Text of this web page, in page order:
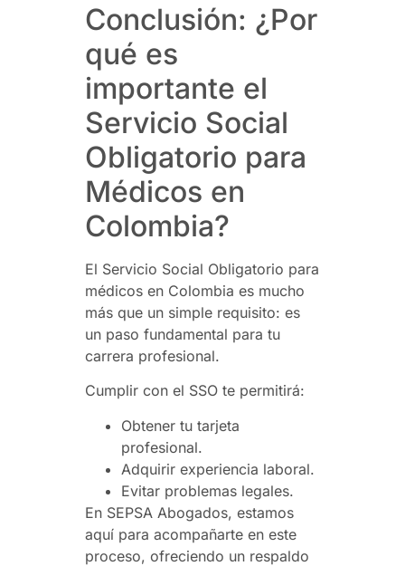
Conclusión: ¿Por
qué es
importante el
Servicio Social
Obligatorio para
Médicos en
Colombia?
El Servicio Social Obligatorio para
médicos en Colombia es mucho
más que un simple requisito: es
un paso fundamental para tu
carrera profesional.
Cumplir con el SSO te permitirá:
Obtener tu tarjeta
profesional.
Adquirir experiencia laboral.
Evitar problemas legales.
En SEPSA Abogados, estamos
aquí para acompañarte en este
proceso, ofreciendo un respaldo